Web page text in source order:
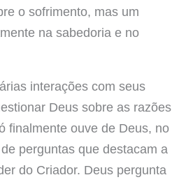
o sofrimento, mas um
na sabedoria e no
interações com seus
Deus sobre as razões
finalmente ouve de Deus, no
perguntas que destacam a
do Criador. Deus pergunta